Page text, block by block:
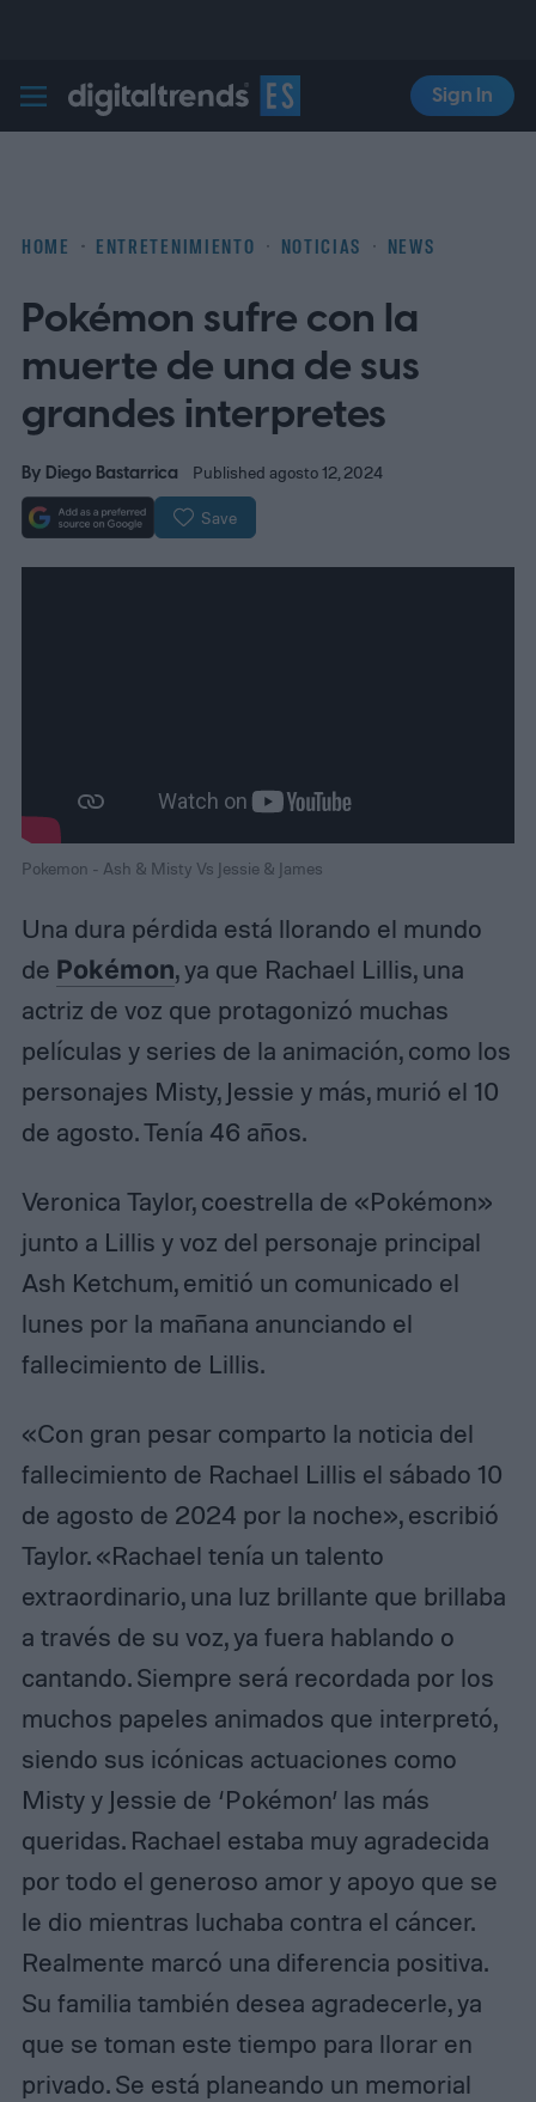
Digital Trends Español
Sign In
HOME ENTRETENIMIENTO NOTICIAS NEWS
Pokémon sufre con la
muerte de una de sus
grandes interpretes
By Diego Bastarrica Published agosto 12, 2024
Save
Pokemon - Ash & Misty Vs Jessie & James
Una dura pérdida está llorando el mundo
de Pokémon, ya que Rachael Lillis, una
actriz de voz que protagonizó muchas
películas y series de la animación, como los
personajes Misty, Jessie y más, murió el 10
de agosto. Tenía 46 años.
Veronica Taylor, coestrella de «Pokémon»
junto a Lillis y voz del personaje principal
Ash Ketchum, emitió un comunicado el
lunes por la mañana anunciando el
fallecimiento de Lillis.
«Con gran pesar comparto la noticia del
fallecimiento de Rachael Lillis el sábado 10
de agosto de 2024 por la noche», escribió
Taylor. «Rachael tenía un talento
extraordinario, una luz brillante que brillaba
a través de su voz, ya fuera hablando o
cantando. Siempre será recordada por los
muchos papeles animados que interpretó,
siendo sus icónicas actuaciones como
Misty y Jessie de ‘Pokémon’ las más
queridas. Rachael estaba muy agradecida
por todo el generoso amor y apoyo que se
le dio mientras luchaba contra el cáncer.
Realmente marcó una diferencia positiva.
Su familia también desea agradecerle, ya
que se toman este tiempo para llorar en
privado. Se está planeando un memorial